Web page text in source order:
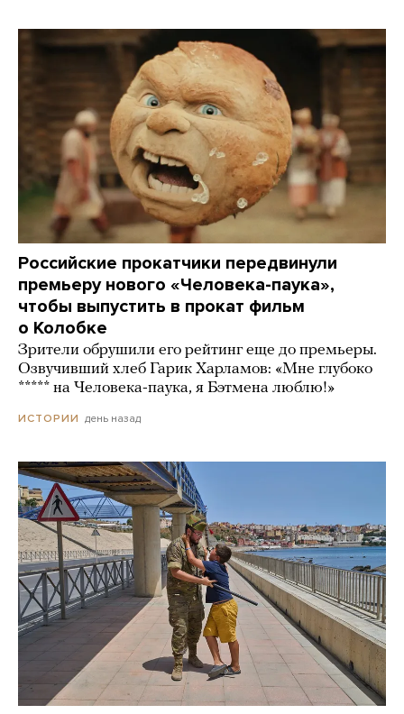
Российские прокатчики передвинули
премьеру нового «Человека-паука»,
чтобы выпустить в прокат фильм
о Колобке
Зрители обрушили его рейтинг еще до премьеры.
Озвучивший хлеб Гарик Харламов: «Мне глубоко
***** на Человека-паука, я Бэтмена люблю!»
ИСТОРИИ день назад